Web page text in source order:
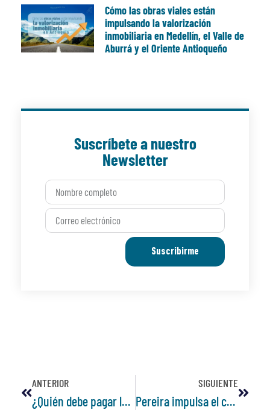
Cómo las obras viales están
impulsando la valorización
inmobiliaria en Medellín, el Valle de
Aburrá y el Oriente Antioqueño
Suscríbete a nuestro
Newsletter
Suscribirme
ANTERIOR
¿Quién debe pagar los gastos notariales en la compra-venta de un inmueble?
SIGUIENTE
Pereira impulsa el crecimiento inmobiliario